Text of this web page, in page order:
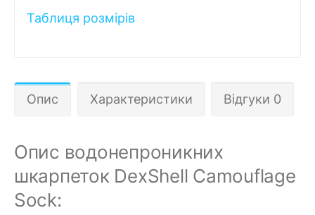
Таблиця розмірів
Опис Характеристики Відгуки 0
Опис водонепроникних
шкарпеток DexShell Camouflage
Sock: